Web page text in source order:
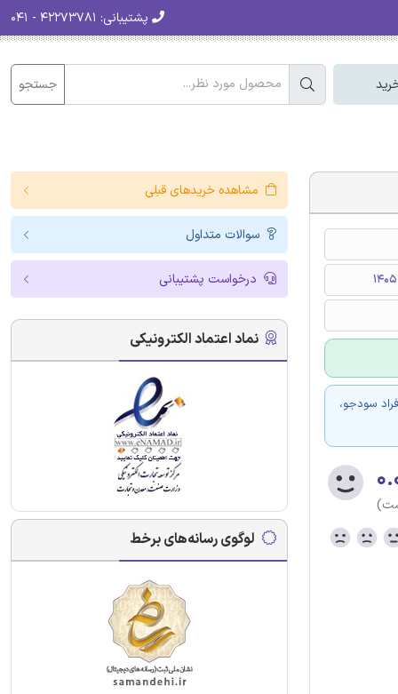
پشتیبانی:
جستجو
سودجو،
مشاهده خریدهای قبلی
سوالات متداول
درخواست پشتیبانی
نماد اعتماد الکترونیکی
لوگوی رسانه‌های برخط